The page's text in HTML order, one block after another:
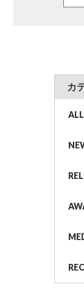
カ
ALL